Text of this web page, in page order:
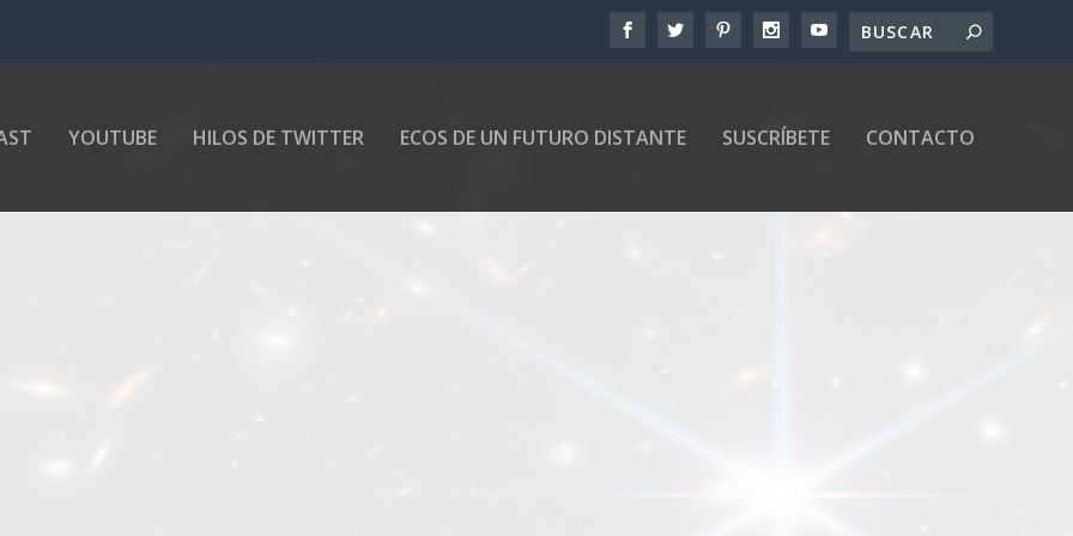
YOUTUBE HILOS DE TWITTER ECOS DE UN FUTURO DISTANTE SUSCRÍBETE CONTACTO